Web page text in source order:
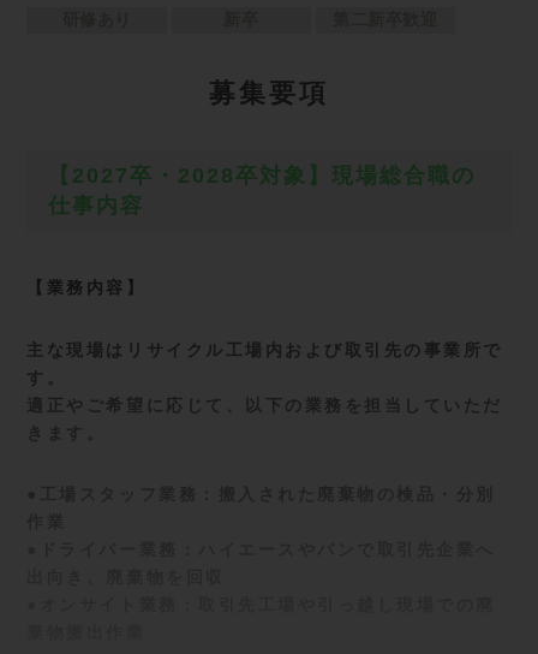
募集要項
【2027卒・2028卒対象】現場総合職の
仕事内容
【業務内容】
主な現場はリサイクル工場内および取引先の事業所で
す。
適正やご希望に応じて、以下の業務を担当していただ
きます。